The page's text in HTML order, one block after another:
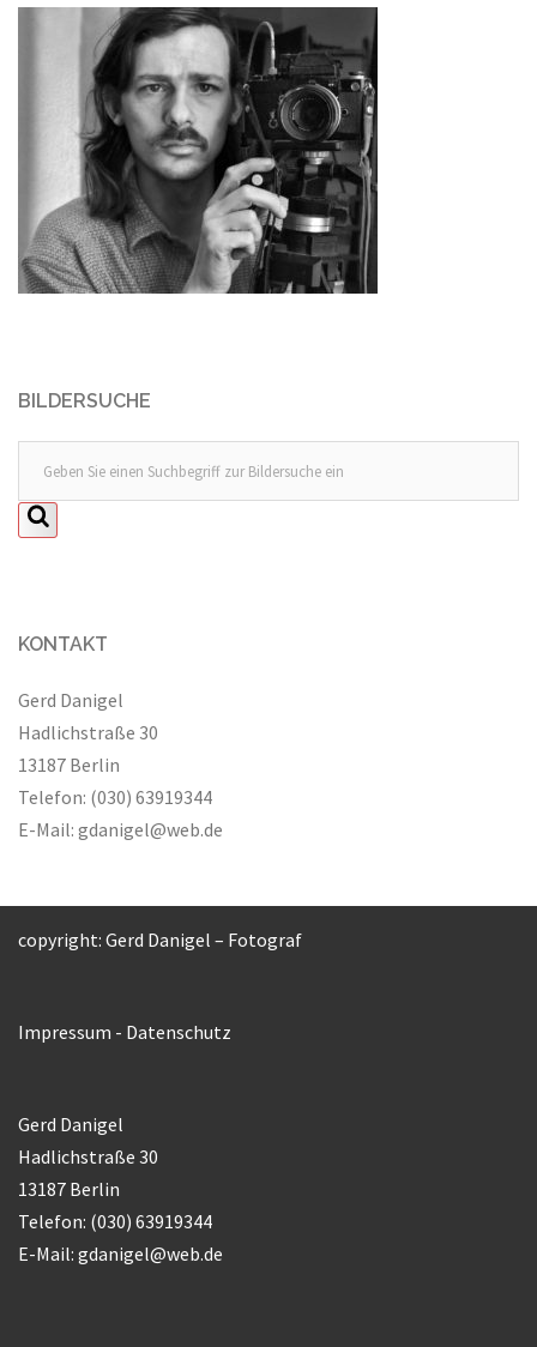
BILDERSUCHE
KONTAKT
Gerd Danigel
Hadlichstraße 30
13187 Berlin
Telefon: (030) 63919344
E-Mail: gdanigel@web.de
copyright: Gerd Danigel – Fotograf
Impressum - Datenschutz
Gerd Danigel
Hadlichstraße 30
13187 Berlin
Telefon: (030) 63919344
E-Mail: gdanigel@web.de